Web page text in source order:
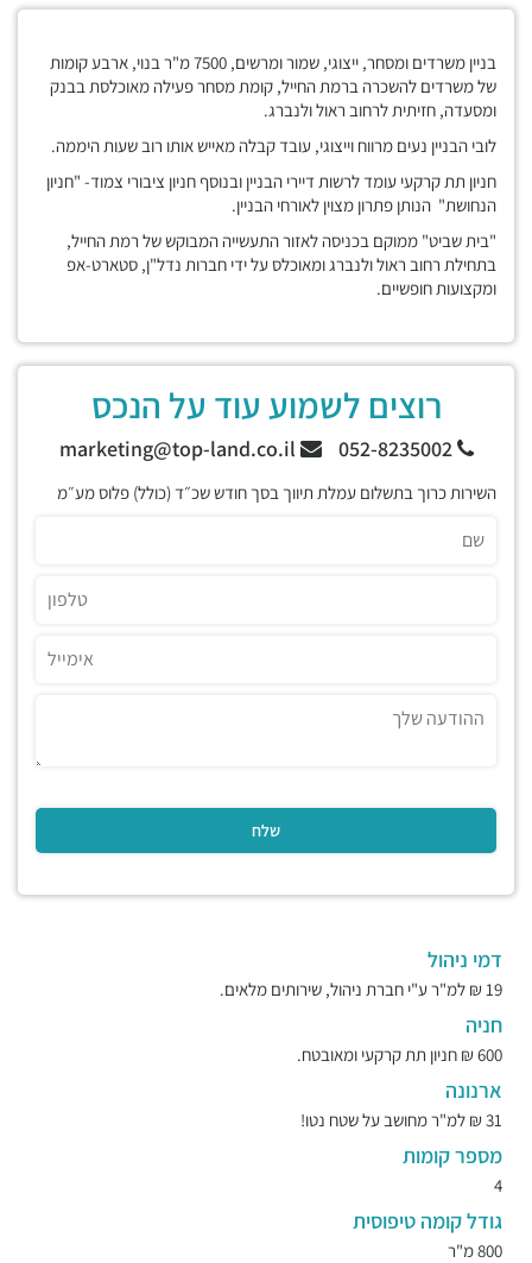
בניין משרדים ומסחר, ייצוגי, שמור ומרשים, 7500 מ"ר בנוי, ארבע קומות
של משרדים להשכרה ברמת החייל, קומת מסחר פעילה מאוכלסת בבנק
ומסעדה, חזיתית לרחוב ראול ולנברג.
לובי הבניין נעים מרווח וייצוגי, עובד קבלה מאייש אותו רוב שעות היממה.
חניון תת קרקעי עומד לרשות דיירי הבניין ובנוסף חניון ציבורי צמוד- "חניון
הנחושת" הנותן פתרון מצוין לאורחי הבניין.
"בית שביט" ממוקם בכניסה לאזור התעשייה המבוקש של רמת החייל,
בתחילת רחוב ראול ולנברג ומאוכלס על ידי חברות נדל"ן, סטארט-אפ
ומקצועות חופשיים.
רוצים לשמוע עוד על הנכס
052-8235002
השירות כרוך בתשלום עמלת תיווך בסך חודש שכ״ד (כולל) פלוס מע״מ
דמי ניהול
19 ₪ למ"ר ע"י חברת ניהול, שירותים מלאים.
חניה
600 ₪ חניון תת קרקעי ומאובטח.
ארנונה
31 ₪ למ"ר מחושב על שטח נטו!
מספר קומות
4
גודל קומה טיפוסית
800 מ"ר